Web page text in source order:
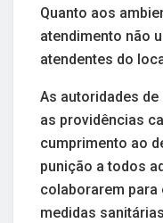
Quanto aos
atendimento não
atendentes do
As autoridades
as providências
cumprimento ao
punição a todos
colaborarem para
medidas